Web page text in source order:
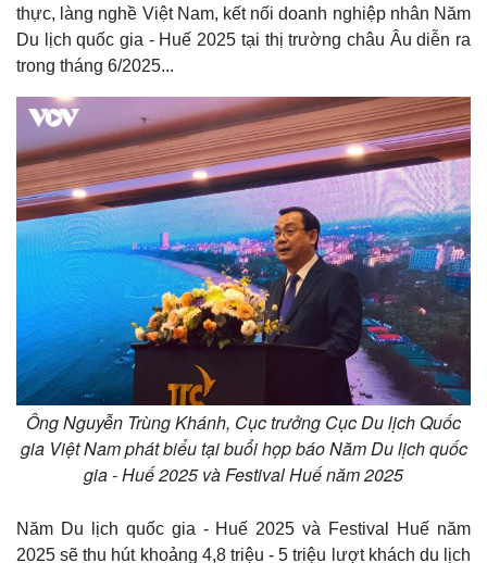
Pháp luật
Quân sự - Quốc phòng
thực, làng nghề Việt Nam, kết nối doanh nghiệp nhân Năm
Du lịch quốc gia - Huế 2025 tại thị trường châu Âu diễn ra
trong tháng 6/2025...
Ông Nguyễn Trùng Khánh, Cục trưởng Cục Du lịch Quốc
gia Việt Nam phát biểu tại buổi họp báo Năm Du lịch quốc
gia - Huế 2025 và Festival Huế năm 2025
Năm Du lịch quốc gia - Huế 2025 và Festival Huế năm
2025 sẽ thu hút khoảng 4,8 triệu - 5 triệu lượt khách du lịch